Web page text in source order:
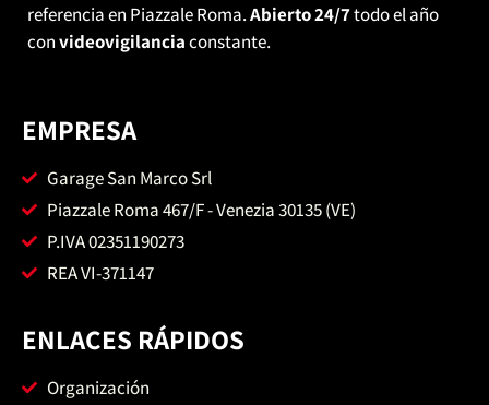
referencia en Piazzale Roma.Abierto 24/7todo el año
convideovigilanciaconstante.
EMPRESA
Garage San Marco Srl
Piazzale Roma 467/F - Venezia 30135 (VE)
P.IVA 02351190273
REA VI-371147
ENLACES RÁPIDOS
Organización